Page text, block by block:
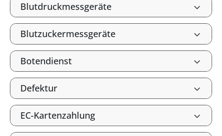
Blutdruckmessgeräte
Blutzuckermessgeräte
Botendienst
Defektur
EC-Kartenzahlung